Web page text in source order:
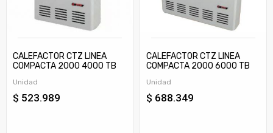
CALEFACTOR CTZ LINEA
COMPACTA 2000 4000 TB
Unidad
$ 523.989
CALEFACTOR CTZ LINEA
COMPACTA 2000 6000 TB
Unidad
$ 688.349